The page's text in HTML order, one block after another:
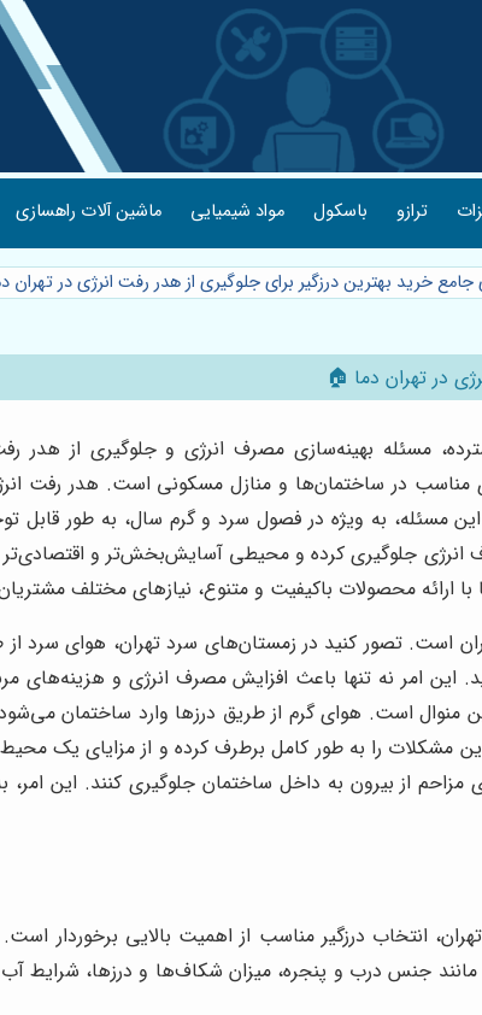
ترازو باسکول مواد شیمیایی ماشین آلات راهسازی
جامع خرید بهترین درزگیر برای جلوگیری از هدر رفت انرژی در تهران
در تهران دما 🏠
مسئله بهینه‌سازی مصرف انرژی و جلوگیری از هدر
مناسب در ساختمان‌ها و منازل مسکونی است. هدر رفت
به ویژه در فصول سرد و گرم سال، به طور قابل
انرژی جلوگیری کرده و محیطی آسایش‌بخش‌تر و
ارائه محصولات باکیفیت و متنوع، نیازهای مختلف
است. تصور کنید در زمستان‌های سرد تهران، هوای سرد
این امر نه تنها باعث افزایش مصرف انرژی و
منوال است. هوای گرم از طریق درزها وارد ساختمان
مشکلات را به طور کامل برطرف کرده و از مزایای یک
از بیرون به داخل ساختمان جلوگیری کنند. این
انتخاب درزگیر مناسب از اهمیت بالایی برخوردار است.
جنس درب و پنجره، میزان شکاف‌ها و درزها، شرایط